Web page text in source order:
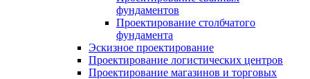
фундаментов
Проектирование столбчатого
фундамента
Эскизное проектирование
Проектирование логистических центров
Проектирование магазинов и торговых